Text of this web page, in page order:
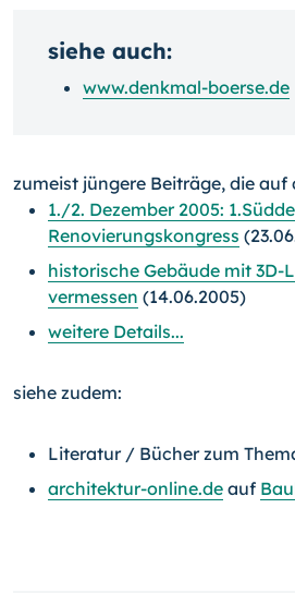
siehe auch:
www.denkmal-boerse.de
zumeist jüngere Beiträge, die auf
1./2. Dezember 2005:
Renovierungskongress
historische Gebäude mit 3D-
vermessen (14.06.2005)
weitere Details...
siehe zudem:
Literatur / Bücher zum
architektur-online.de auf